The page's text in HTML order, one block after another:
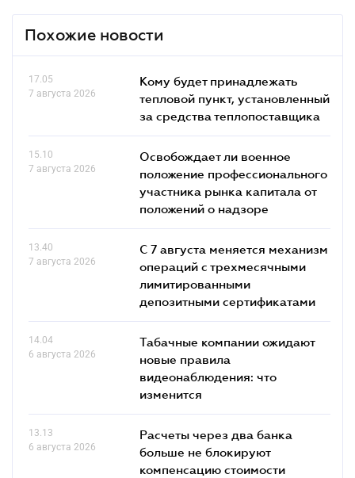
Похожие новости
17.05
7 августа 2026
Кому будет принадлежать
тепловой пункт, установленный
за средства теплопоставщика
15.10
7 августа 2026
Освобождает ли военное
положение профессионального
участника рынка капитала от
положений о надзоре
13.40
7 августа 2026
С 7 августа меняется механизм
операций с трехмесячными
лимитированными
депозитными сертификатами
14.04
6 августа 2026
Табачные компании ожидают
новые правила
видеонаблюдения: что
изменится
13.13
6 августа 2026
Расчеты через два банка
больше не блокируют
компенсацию стоимости